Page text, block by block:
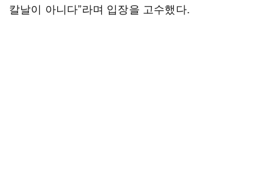
칼날이 아니다”라며 입장을 고수했다.